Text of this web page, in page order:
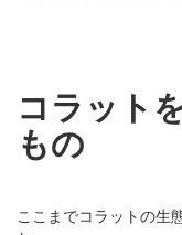
コラット
もの
ここまでコラットの生